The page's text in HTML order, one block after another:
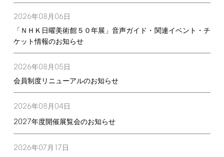
2026年08月 06日
「ＮＨＫ日曜美術館５０年展」音声ガイド・関連イベント・チ
ケット情報のお知らせ
2026年08月 05日
会員制度リニューアルのお知らせ
2026年08月 04日
2027年度開催展覧会のお知らせ
2026年07月 17日